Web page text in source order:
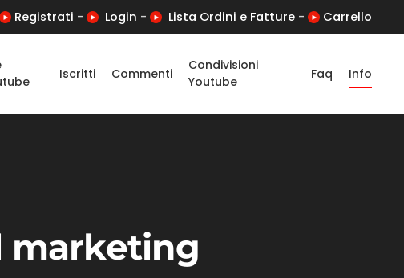
Registrati - Login - Lista Ordini e Fatture - Carrello
Iscritti Commenti
Condivisioni
Youtube
Faq Info
marketing